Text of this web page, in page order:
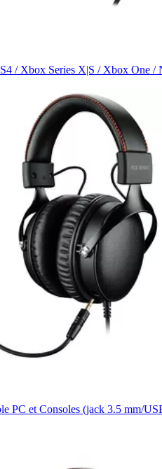
/ Xbox Series X|S / Xbox One
PC et Consoles (jack 3.5 mm/